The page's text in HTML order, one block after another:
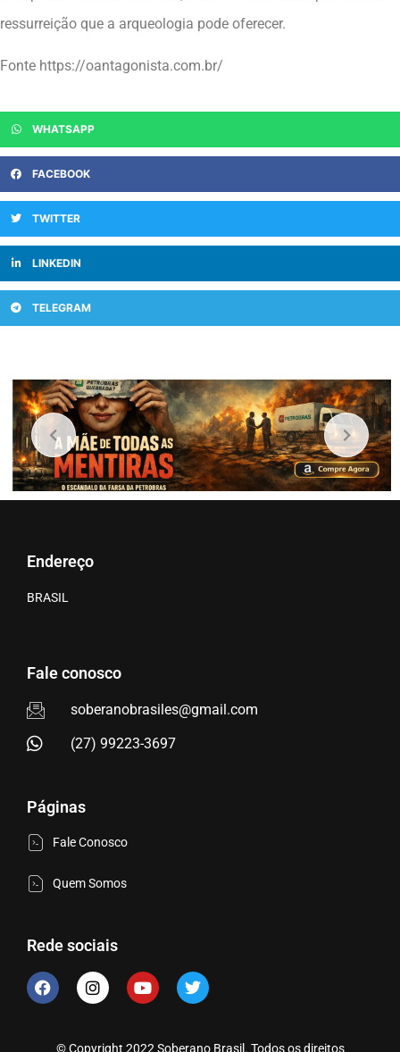
ressurreição que a arqueologia pode oferecer.
Fonte https://oantagonista.com.br/
WHATSAPP
FACEBOOK
TWITTER
LINKEDIN
TELEGRAM
Endereço
BRASIL
Fale conosco
soberanobrasiles@gmail.com
(27) 99223-3697
Páginas
Fale Conosco
Quem Somos
Rede sociais
© Copyright 2022 Soberano Brasil. Todos os direitos